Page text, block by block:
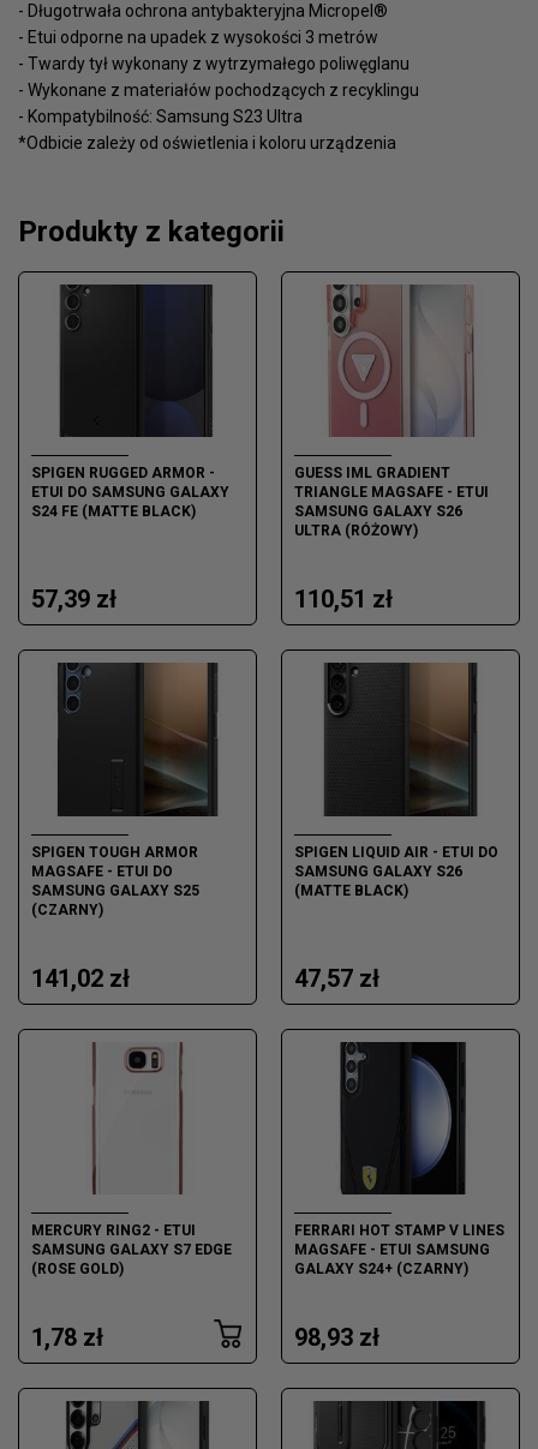
- Długotrwała ochrona antybakteryjna Micropel®
- Etui odporne na upadek z wysokości 3 metrów
- Twardy tył wykonany z wytrzymałego poliwęglanu
- Wykonane z materiałów pochodzących z recyklingu
- Kompatybilność: Samsung S23 Ultra
*Odbicie zależy od oświetlenia i koloru urządzenia
Produkty z kategorii
SPIGEN RUGGED ARMOR -
ETUI DO SAMSUNG GALAXY
S24 FE (MATTE BLACK)
57,39 zł
GUESS IML GRADIENT
TRIANGLE MAGSAFE - ETUI
SAMSUNG GALAXY S26
ULTRA (RÓŻOWY)
110,51 zł
SPIGEN TOUGH ARMOR
MAGSAFE - ETUI DO
SAMSUNG GALAXY S25
(CZARNY)
141,02 zł
SPIGEN LIQUID AIR - ETUI DO
SAMSUNG GALAXY S26
(MATTE BLACK)
47,57 zł
MERCURY RING2 - ETUI
SAMSUNG GALAXY S7 EDGE
(ROSE GOLD)
1,78 zł
FERRARI HOT STAMP V LINES
MAGSAFE - ETUI SAMSUNG
GALAXY S24+ (CZARNY)
98,93 zł